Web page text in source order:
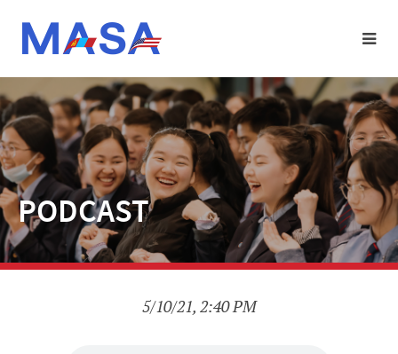
PODCAST
5/10/21, 2:40 PM